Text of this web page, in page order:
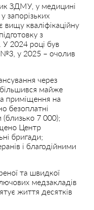
ЗДМУ, у медицині
запорізьких
вищу кваліфікаційну
з
У 2024 році був
у 2025 – очолив
через
майже
приміщення на
безоплатні
(близько 7 000);
Центр
бригади;
і благодійними
та швидкої
медзакладів
життя десятків